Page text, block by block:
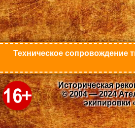
Техническое сопровождение
Историческая
© 2004 — 2024
экипировки